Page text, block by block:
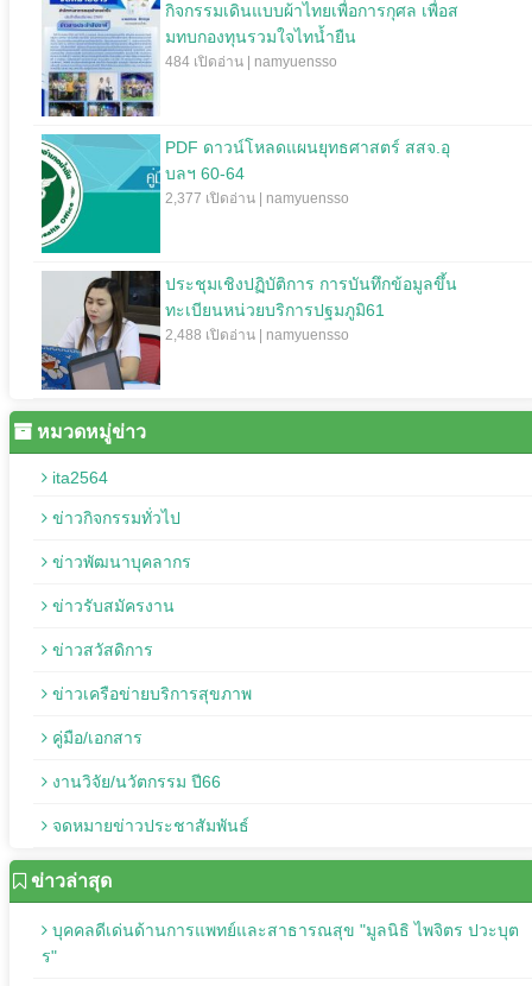
กิจกรรมเดินแบบผ้าไทยเพื่อการกุศล เพื่อส
มทบกองทุนรวมใจไทน้ำยืน
484 เปิดอ่าน | namyuensso
PDF ดาวน์โหลดแผนยุทธศาสตร์ สสจ.อุ
บลฯ 60-64
2,377 เปิดอ่าน | namyuensso
ประชุมเชิงปฏิบัติการ การบันทึกข้อมูลขึ้น
ทะเบียนหน่วยบริการปฐมภูมิ61
2,488 เปิดอ่าน | namyuensso
หมวดหมู่ข่าว
ita2564
ข่าวกิจกรรมทั่วไป
ข่าวพัฒนาบุคลากร
ข่าวรับสมัครงาน
ข่าวสวัสดิการ
ข่าวเครือข่ายบริการสุขภาพ
คู่มือ/เอกสาร
งานวิจัย/นวัตกรรม ปี66
จดหมายข่าวประชาสัมพันธ์
ข่าวล่าสุด
บุคคลดีเด่นด้านการแพทย์และสาธารณสุข "มูลนิธิ ไพจิตร ปวะบุต
ร"